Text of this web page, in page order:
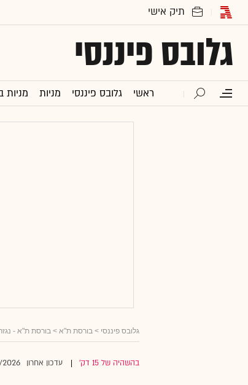
גלובס פיננסי
ראשי גלובס פיננסי מניות מניות
גלובס פיננסי > בורסת ת"א > בורסת ת"א -
בהשהיה של 15 דק' עדכון אחרון